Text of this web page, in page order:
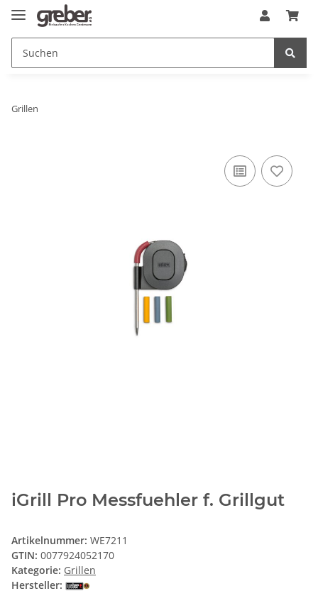
Grillen
iGrill Pro Messfuehler f. Grillgut
Artikelnummer: WE7211
GTIN: 0077924052170
Kategorie: Grillen
Hersteller: